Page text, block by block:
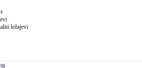
ležajevi